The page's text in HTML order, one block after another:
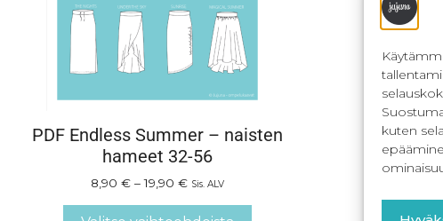
kuten
PDF Endless Summer – naisten
hameet 32-56
8,90 € – 19,90 € Sis. ALV